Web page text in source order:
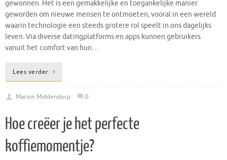
gewonnen. Het is een gemakkelijke en toegankelijke manier
geworden om nieuwe mensen te ontmoeten, vooral in een wereld
waarin technologie een steeds grotere rol speelt in ons dagelijks
leven. Via diverse datingplatforms en apps kunnen gebruikers
vanuit het comfort van hun…
Lees verder
Marion Middendorp 0
Hoe creëer je het perfecte
koffiemomentje?